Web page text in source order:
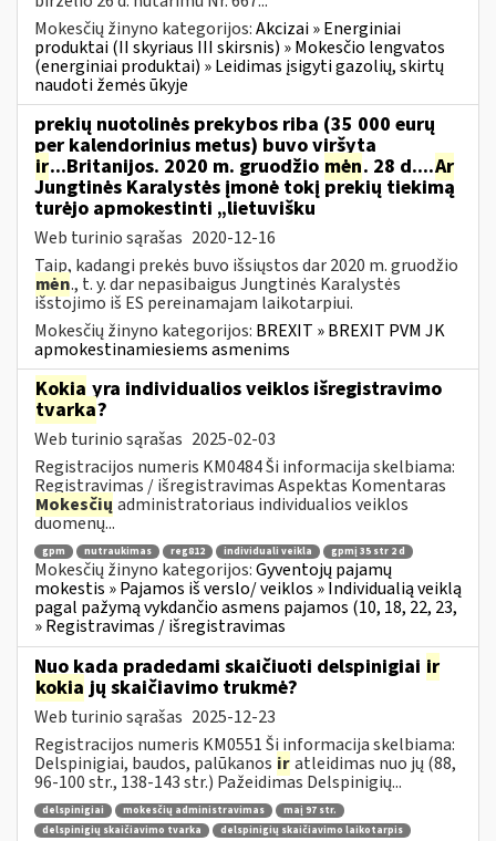
Mokesčių žinyno kategorijos:Akcizai » Energiniai
produktai (II skyriaus III skirsnis) » Mokesčio lengvatos
(energiniai produktai) » Leidimas įsigyti gazolių, skirtų
naudoti žemės ūkyje
prekių nuotolinės prekybos riba (35 000 eurų
per kalendorinius metus) buvo viršyta
ir...Britanijos. 2020 m. gruodžio mėn. 28 d....Ar
Jungtinės Karalystės įmonė tokį prekių tiekimą
turėjo apmokestinti „lietuvišku
Web turinio sąrašas 2020-12-16
Taip, kadangi prekės buvo išsiųstos dar 2020 m. gruodžio
mėn., t. y. dar nepasibaigus Jungtinės Karalystės
išstojimo iš ES pereinamajam laikotarpiui.
Mokesčių žinyno kategorijos: BREXIT » BREXIT PVM JK
apmokestinamiesiems asmenims
Kokia yra individualios veiklos išregistravimo
tvarka?
Web turinio sąrašas 2025-02-03
Registracijos numeris KM0484 Ši informacija skelbiama:
Registravimas / išregistravimas Aspektas Komentaras
Mokesčių administratoriaus individualios veiklos
duomenų...
gpm nutraukimas reg812 individuali veikla gpmį 35 str 2 d
Mokesčių žinyno kategorijos:Gyventojų pajamų
mokestis » Pajamos iš verslo/ veiklos » Individualią veiklą
pagal pažymą vykdančio asmens pajamos (10, 18, 22, 23,
» Registravimas / išregistravimas
Nuo kada pradedami skaičiuoti delspinigiai ir
kokia jų skaičiavimo trukmė?
Web turinio sąrašas 2025-12-23
Registracijos numeris KM0551 Ši informacija skelbiama:
Delspinigiai, baudos, palūkanos iratleidimas nuo jų (88,
96-100 str., 138-143 str.) Pažeidimas Delspinigių...
delspinigiai mokesčių administravimas
maį 97 str.
delspinigių skaičiavimo tvarka
delspinigių skaičiavimo laikotarpis